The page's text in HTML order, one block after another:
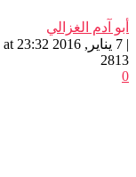
أبو آدم الغزالي
| 7 يناير, 2016 at 23:32
2813
0